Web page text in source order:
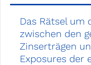
Das Rätsel um
zwischen den
Zinserträgen
Exposures der